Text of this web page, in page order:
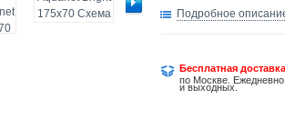
Подробное
Бесплатная доставка
по Москве.
и выходных.